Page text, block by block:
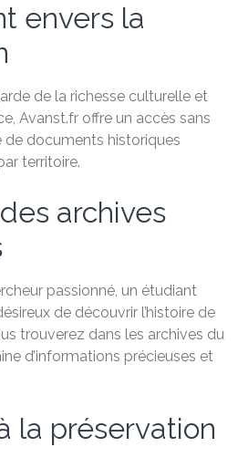
envers la
de la richesse culturelle et
Avanst.fr offre un accès sans
de documents historiques
territoire.
archives
passionné, un étudiant
de découvrir l’histoire de
trouverez dans les archives du
d’informations précieuses et
la préservation